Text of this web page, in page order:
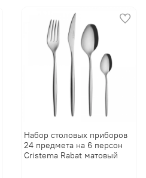
Набор столовых приборов
24 предмета на 6 персон
Cristema Rabat матовый